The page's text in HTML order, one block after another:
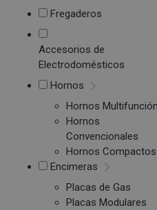
Fregaderos
Accesorios de
Electrodomésticos
Hornos
Hornos Multifunción
Hornos
Convencionales
Hornos Compactos
Encimeras
Placas de Gas
Placas Modulares